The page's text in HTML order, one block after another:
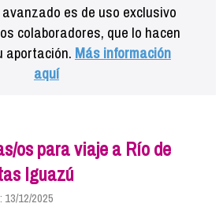
es de uso exclusivo
colaboradores, que lo hacen
aportación. Más información
aquí
os para viaje a Río de
Iguazú
13/12/2025